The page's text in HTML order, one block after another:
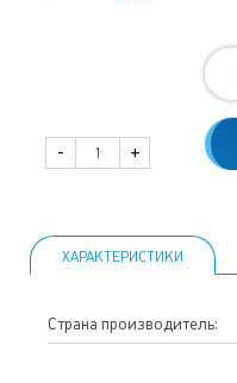
- +
ХАРАКТЕРИСТИКИ
Страна производитель: